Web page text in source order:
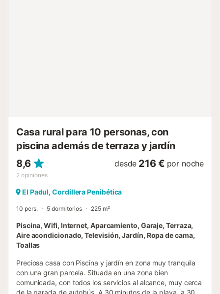
Casa rural para 10 personas, con
piscina además de terraza y jardín
8,6
2 opiniones
desde 216 € por noche
El Padul, Cordillera Penibética
10 pers. 5 dormitorios 225 m²
Piscina, Wifi, Internet, Aparcamiento, Garaje, Terraza,
Aire acondicionado, Televisión, Jardín, Ropa de cama,
Toallas
Preciosa casa con Piscina y jardín en zona muy tranquila
con una gran parcela. Situada en una zona bien
comunicada, con todos los servicios al alcance, muy cerca
de la parada de autobús. A 30 minutos de la playa, a 30